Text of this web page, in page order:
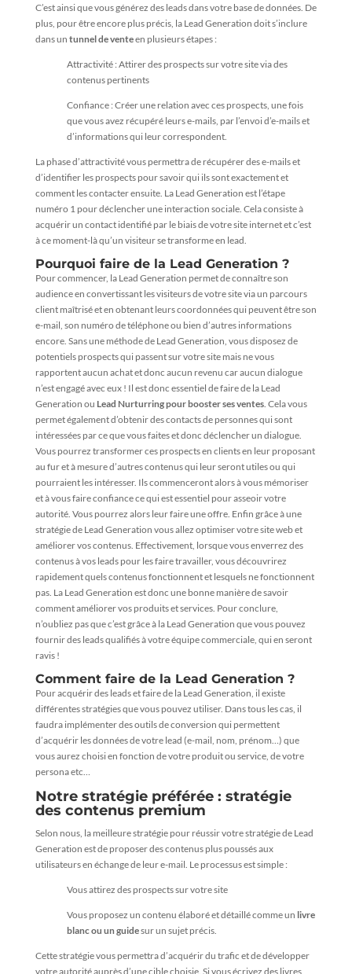
C’est ainsi que vous générez des leads dans votre base de données. De
plus, pour être encore plus précis, la Lead Generation doit s’inclure
dans un tunnel de venteen plusieurs étapes :
Attractivité : Attirer des prospects sur votre site via des
contenus pertinents
Confiance : Créer une relation avec ces prospects, une fois
que vous avez récupéré leurs e-mails, par l’envoi d’e-mails et
d’informations qui leur correspondent.
La phase d’attractivité vous permettra de récupérer des e-mails et
d’identifier les prospects pour savoir qui ils sont exactement et
comment les contacter ensuite. La Lead Generation est l’étape
numéro 1 pour déclencher une interaction sociale. Cela consiste à
acquérir un contact identifié par le biais de votre site internet et c’est
à ce moment-là qu’un visiteur se transforme en lead.
Pourquoi faire de la Lead Generation ?
Pour commencer, la Lead Generation permet de connaître son
audience en convertissant les visiteurs de votre site via un parcours
client maîtrisé et en obtenant leurs coordonnées qui peuvent être son
e-mail, son numéro de téléphone ou bien d’autres informations
encore. Sans une méthode de Lead Generation, vous disposez de
potentiels prospects qui passent sur votre site mais ne vous
rapportent aucun achat et donc aucun revenu car aucun dialogue
n’est engagé avec eux ! Il est donc essentiel de faire de la Lead
Generation ou Lead Nurturring pour booster ses ventes. Cela vous
permet également d’obtenir des contacts de personnes qui sont
intéressées par ce que vous faites et donc déclencher un dialogue.
Vous pourrez transformer ces prospects en clients en leur proposant
au fur et à mesure d’autres contenus qui leur seront utiles ou qui
pourraient les intéresser. Ils commenceront alors à vous mémoriser
et à vous faire confiance ce qui est essentiel pour asseoir votre
autorité. Vous pourrez alors leur faire une offre. Enfin grâce à une
stratégie de Lead Generation vous allez optimiser votre site web et
améliorer vos contenus. Effectivement, lorsque vous enverrez des
contenus à vos leads pour les faire travailler, vous découvrirez
rapidement quels contenus fonctionnent et lesquels ne fonctionnent
pas. La Lead Generation est donc une bonne manière de savoir
comment améliorer vos produits et services. Pour conclure,
n’oubliez pas que c’est grâce à la Lead Generation que vous pouvez
fournir des leads qualifiés à votre équipe commerciale, qui en seront
ravis !
Comment faire de la Lead Generation ?
Pour acquérir des leads et faire de la Lead Generation, il existe
différentes stratégies que vous pouvez utiliser. Dans tous les cas, il
faudra implémenter des outils de conversion qui permettent
d’acquérir les données de votre lead (e-mail, nom, prénom…) que
vous aurez choisi en fonction de votre produit ou service, de votre
persona etc…
Notre stratégie préférée : stratégie
des contenus premium
Selon nous, la meilleure stratégie pour réussir votre stratégie de Lead
Generation est de proposer des contenus plus poussés aux
utilisateurs en échange de leur e-mail. Le processus est simple :
Vous attirez des prospects sur votre site
Vous proposez un contenu élaboré et détaillé comme un livre
blanc ou un guidesur un sujet précis.
Cette stratégie vous permettra d’acquérir du trafic et de développer
votre autorité auprès d’une cible choisie. Si vous écrivez des livres